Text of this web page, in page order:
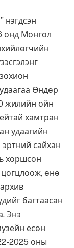
нэгдсэн
онд Монгол
Өндөр
жилийн ойн
хамтран
удаагийн
сайхан
хоршсон
цогцлоож, өнө
багтаасан
Энэ
есөн
2025 оны